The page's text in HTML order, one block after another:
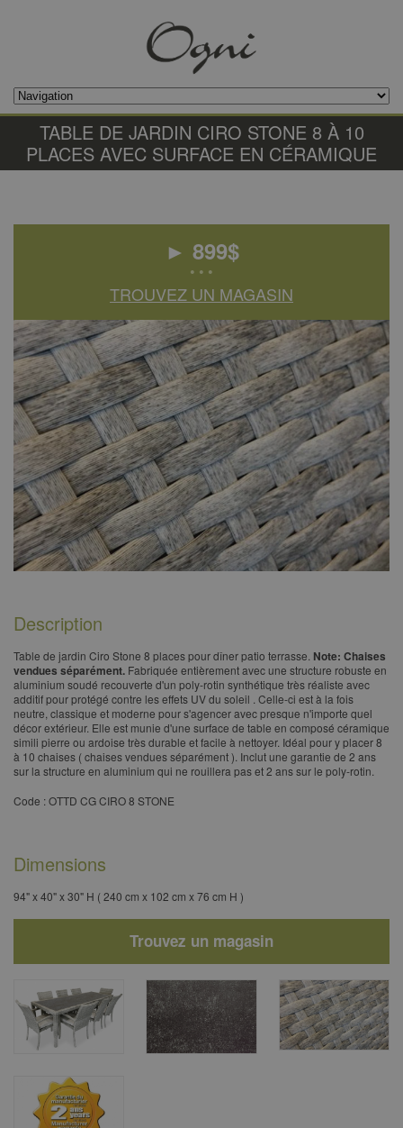
TABLE DE JARDIN CIRO STONE 8 À 10
PLACES AVEC SURFACE EN CÉRAMIQUE
► 899$
• • •
TROUVEZ UN MAGASIN
Description
Table de jardin Ciro Stone 8 places pour dîner patio terrasse. Note: Chaises
vendues séparément. Fabriquée entièrement avec une structure robuste en
aluminium soudé recouverte d'un poly-rotin synthétique très réaliste avec
additif pour protégé contre les effets UV du soleil . Celle-ci est à la fois
neutre, classique et moderne pour s'agencer avec presque n'importe quel
décor extérieur. Elle est munie d'une surface de table en composé céramique
simili pierre ou ardoise très durable et facile à nettoyer. Idéal pour y placer 8
à 10 chaises ( chaises vendues séparément ). Inclut une garantie de 2 ans
sur la structure en aluminium qui ne rouillera pas et 2 ans sur le poly-rotin. ​
​Code : OTTD CG CIRO 8 STONE
Dimensions
94" x 40" x 30" H ( 240 cm x 102 cm x 76 cm H )
Trouvez un magasin